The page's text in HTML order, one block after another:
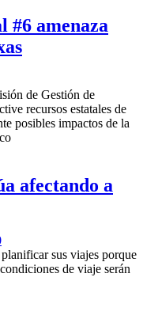
#6 amenaza
de Gestión de
recursos estatales de
posibles impactos de la
afectando a
sus viajes porque
de viaje serán